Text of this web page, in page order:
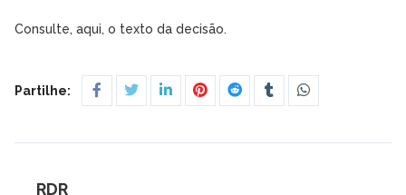
Consulte, aqui, o texto da decisão.
Partilhe:
RDR